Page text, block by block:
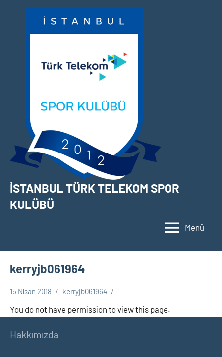
İSTANBUL TÜRK TELEKOM SPOR
KULÜBÜ
Menü
kerryjb061964
15 Nisan 2018 kerryjb061964
You do not have permission to view this page.
Hakkımızda